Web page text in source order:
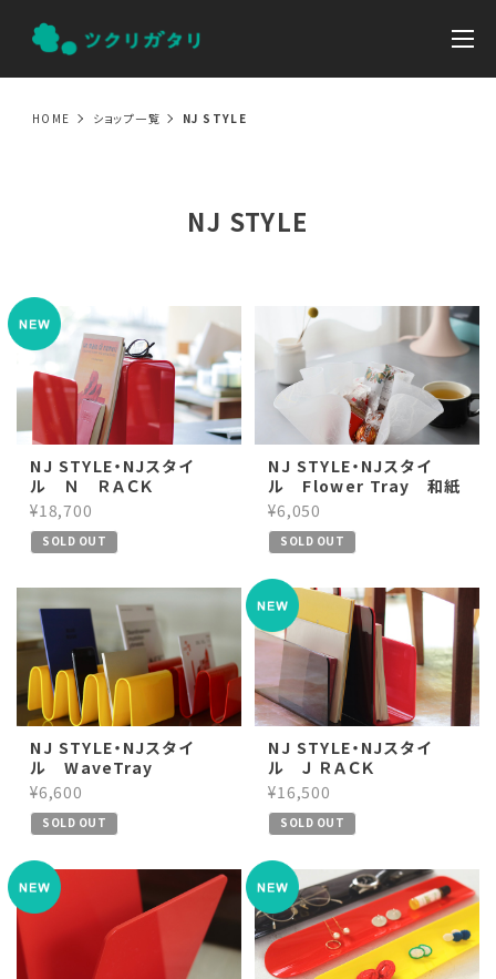
HOME ショップ一覧 NJ STYLE
NJ STYLE
NJ STYLE・NJスタイ
ル Ｎ ＲＡＣＫ
¥18,700
SOLD OUT
NJ STYLE・NJスタイ
ル Flower Tray 和紙
¥6,050
SOLD OUT
NJ STYLE・NJスタイ
ル WaveTray
¥6,600
SOLD OUT
NJ STYLE・NJスタイ
ル Ｊ ＲＡＣＫ
¥16,500
SOLD OUT